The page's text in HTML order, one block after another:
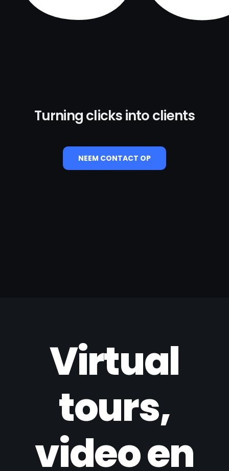
Turning clicks into clients
NEEM CONTACT OP
Virtual
tours,
video en